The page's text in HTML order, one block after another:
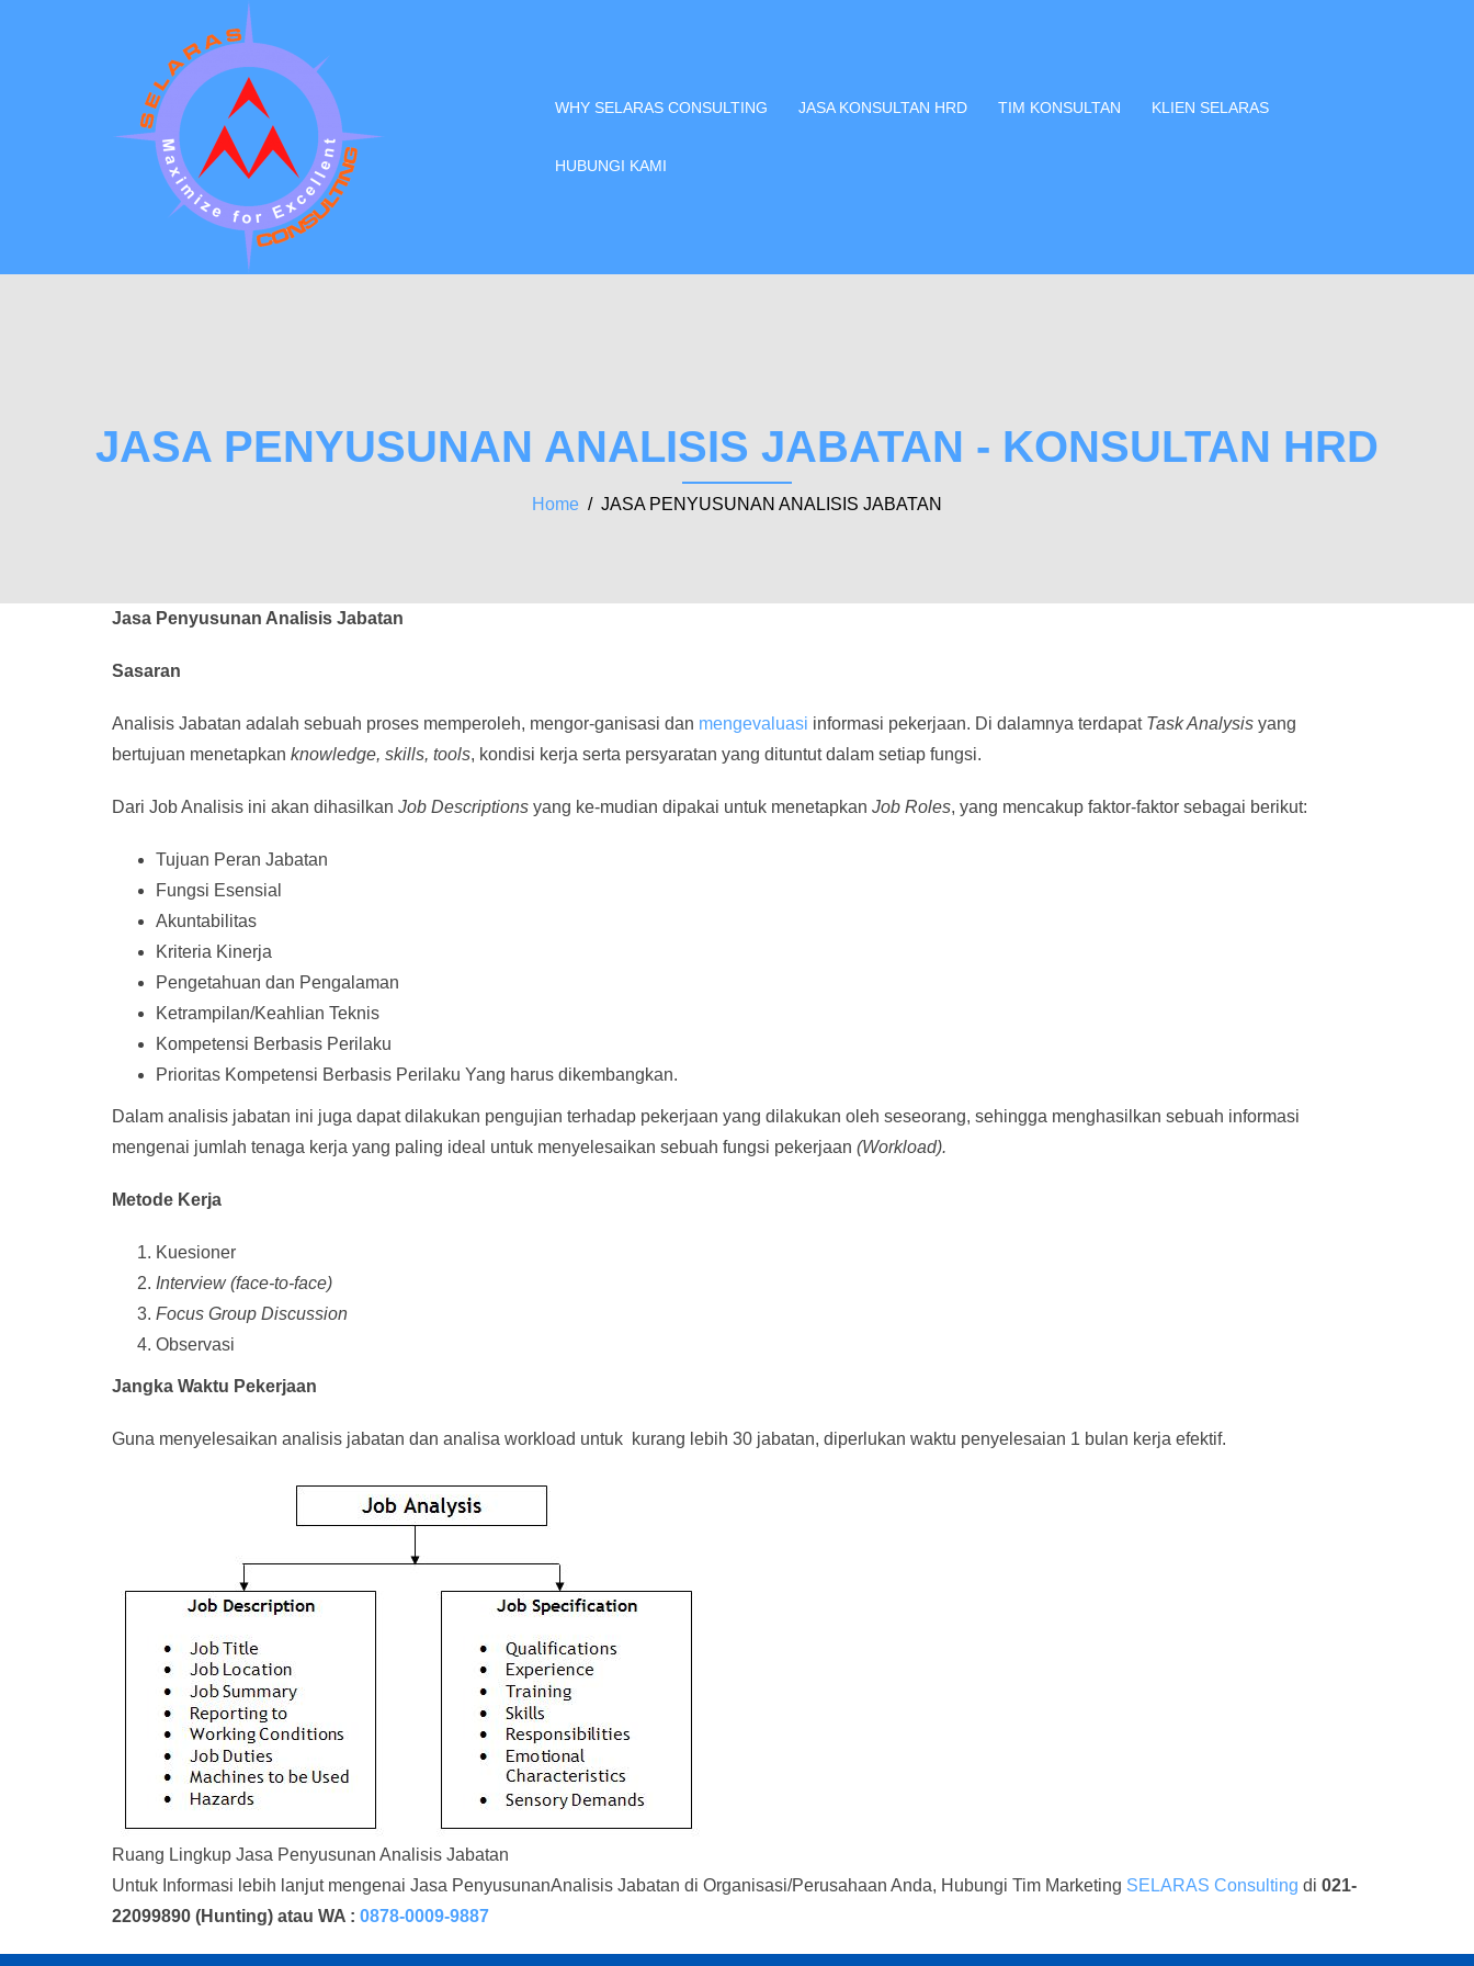
WHY SELARAS CONSULTING JASA KONSULTAN HRD TIM KONSULTAN KLIEN SELARAS
HUBUNGI KAMI
JASA PENYUSUNAN ANALISIS JABATAN - KONSULTAN HRD
Home / JASA PENYUSUNAN ANALISIS JABATAN
Jasa Penyusunan Analisis Jabatan
Sasaran
Analisis Jabatan adalah sebuah proses memperoleh, mengor-ganisasi dan mengevaluasi informasi pekerjaan. Di dalamnya terdapat Task Analysis yang
bertujuan menetapkan knowledge, skills, tools, kondisi kerja serta persyaratan yang dituntut dalam setiap fungsi.
Dari Job Analisis ini akan dihasilkan Job Descriptions yang ke-mudian dipakai untuk menetapkan Job Roles, yang mencakup faktor-faktor sebagai berikut:
Tujuan Peran Jabatan
Fungsi Esensial
Akuntabilitas
Kriteria Kinerja
Pengetahuan dan Pengalaman
Ketrampilan/Keahlian Teknis
Kompetensi Berbasis Perilaku
Prioritas Kompetensi Berbasis Perilaku Yang harus dikembangkan.
Dalam analisis jabatan ini juga dapat dilakukan pengujian terhadap pekerjaan yang dilakukan oleh seseorang, sehingga menghasilkan sebuah informasi
mengenai jumlah tenaga kerja yang paling ideal untuk menyelesaikan sebuah fungsi pekerjaan (Workload).
Metode Kerja
Kuesioner
Interview (face-to-face)
Focus Group Discussion
Observasi
Jangka Waktu Pekerjaan
Guna menyelesaikan analisis jabatan dan analisa workload untuk kurang lebih 30 jabatan, diperlukan waktu penyelesaian 1 bulan kerja efektif.
Ruang Lingkup Jasa Penyusunan Analisis Jabatan
Untuk Informasi lebih lanjut mengenai Jasa PenyusunanAnalisis Jabatan di Organisasi/Perusahaan Anda, Hubungi Tim Marketing SELARAS Consulting di 021-
22099890 (Hunting) atau WA : 0878-0009-9887